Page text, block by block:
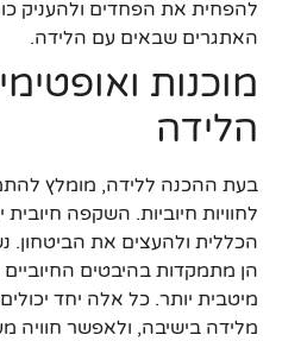
להפחית את הפחדים ולהעניק
האתגרים שבאים עם הלידה.
מוכנות
הלידה
בעת ההכנה ללידה, מומלץ
לחוויות חיוביות. השקפה
הכללית ולהעצים את הביטחון.
הן מתמקדות בהיבטים החיוביים
מיטבית יותר. כל אלה יחד
מלידה בישיבה, ולאפשר חוויה